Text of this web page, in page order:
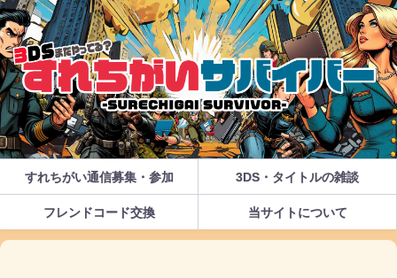
すれちがい通信募集・参加 3DS・タイトルの雑談
フレンドコード交換 当サイトについて